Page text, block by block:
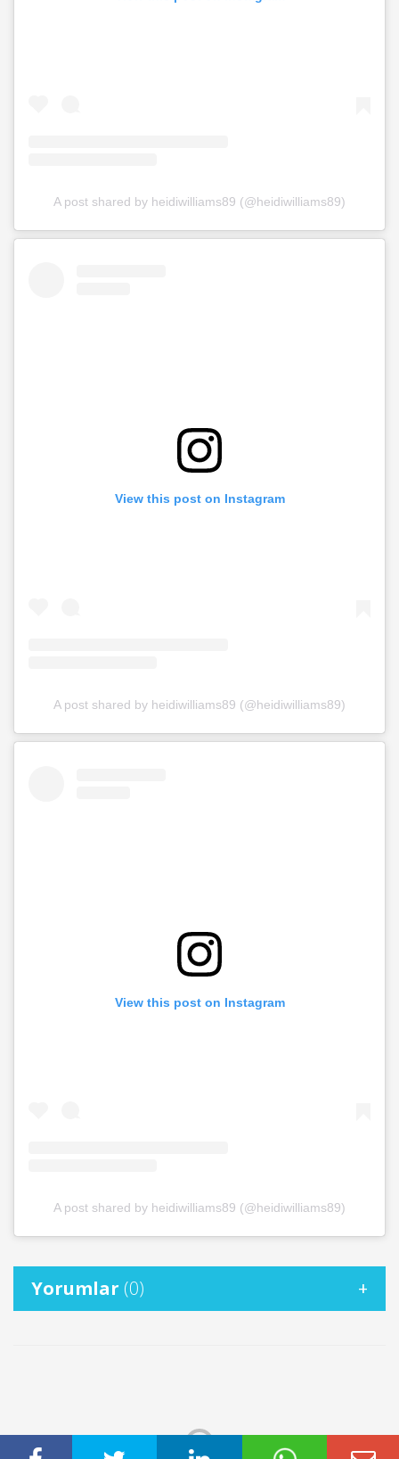
A post shared by heidiwilliams89 (@heidiwilliams89)
View this post on Instagram
A post shared by heidiwilliams89 (@heidiwilliams89)
View this post on Instagram
A post shared by heidiwilliams89 (@heidiwilliams89)
Yorumlar (0)